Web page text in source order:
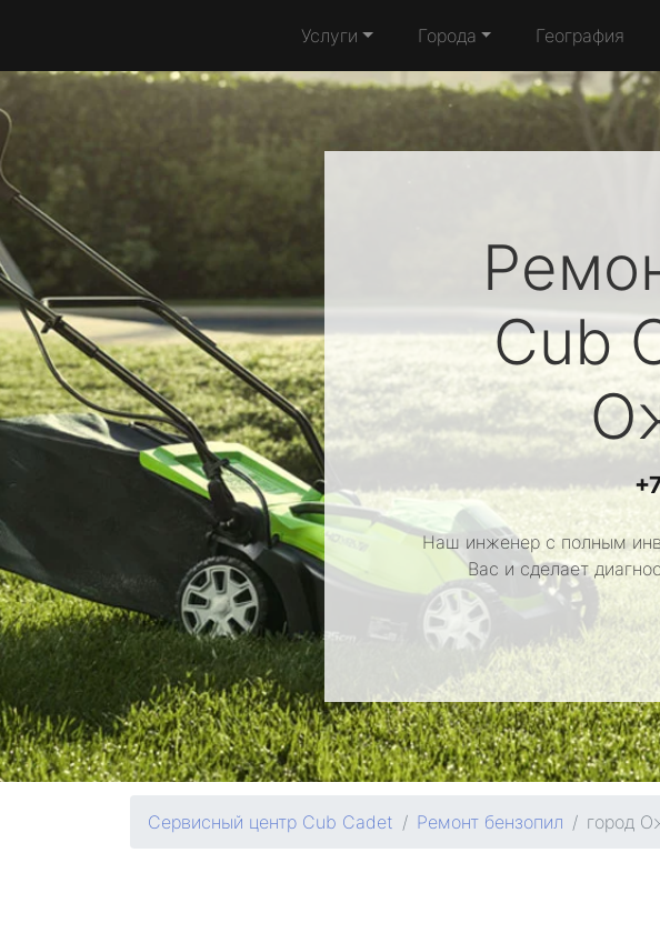
Услуги Города География
Cub
Наш инженер с полным
Вас и сделает
Сервисный центр Cub Cadet Ремонт бензопил город